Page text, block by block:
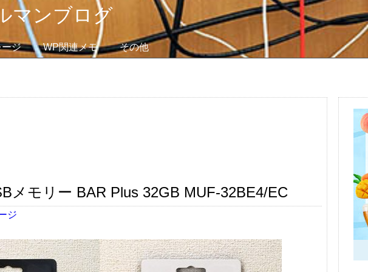
マンブログ
ジ WP関連メモ その他
メモリー BAR Plus 32GB MUF-32BE4/EC
ジ